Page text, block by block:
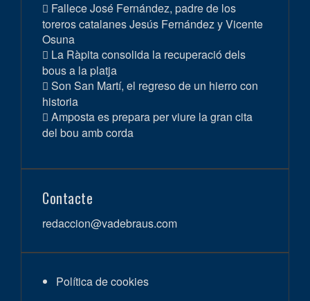
Fallece José Fernández, padre de los
toreros catalanes Jesús Fernández y Vicente
Osuna
La Ràpita consolida la recuperació dels
bous a la platja
Son San Martí, el regreso de un hierro con
historia
Amposta es prepara per viure la gran cita
del bou amb corda
Contacte
redaccion@vadebraus.com
Política de cookies